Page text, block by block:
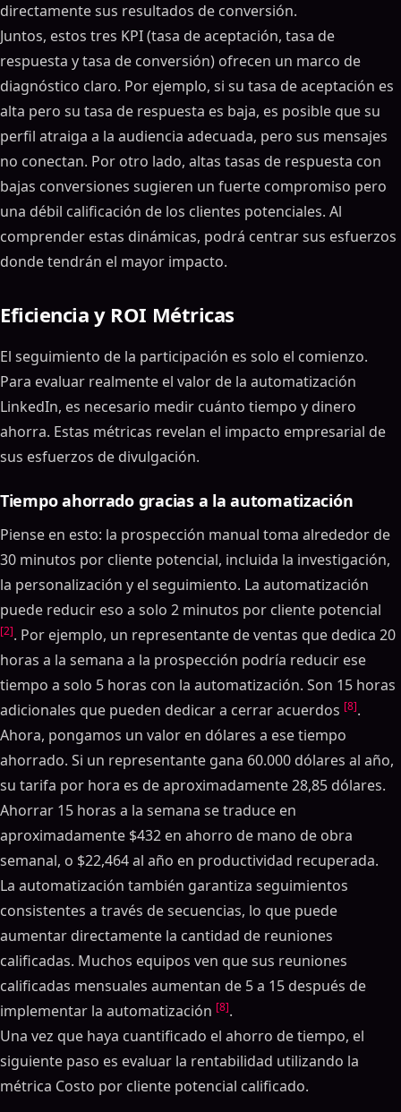
directamente sus resultados de conversión.
Juntos, estos tres KPI (tasa de aceptación, tasa de
respuesta y tasa de conversión) ofrecen un marco de
diagnóstico claro. Por ejemplo, si su tasa de aceptación es
alta pero su tasa de respuesta es baja, es posible que su
perfil atraiga a la audiencia adecuada, pero sus mensajes
no conectan. Por otro lado, altas tasas de respuesta con
bajas conversiones sugieren un fuerte compromiso pero
una débil calificación de los clientes potenciales. Al
comprender estas dinámicas, podrá centrar sus esfuerzos
donde tendrán el mayor impacto.
Eficiencia y ROI Métricas
El seguimiento de la participación es solo el comienzo.
Para evaluar realmente el valor de la automatización
LinkedIn, es necesario medir cuánto tiempo y dinero
ahorra. Estas métricas revelan el impacto empresarial de
sus esfuerzos de divulgación.
Tiempo ahorrado gracias a la automatización
Piense en esto: la prospección manual toma alrededor de
30 minutos por cliente potencial, incluida la investigación,
la personalización y el seguimiento. La automatización
puede reducir eso a solo 2 minutos por cliente potencial
[2]. Por ejemplo, un representante de ventas que dedica 20
horas a la semana a la prospección podría reducir ese
tiempo a solo 5 horas con la automatización. Son 15 horas
adicionales que pueden dedicar a cerrar acuerdos [8].
Ahora, pongamos un valor en dólares a ese tiempo
ahorrado. Si un representante gana 60.000 dólares al año,
su tarifa por hora es de aproximadamente 28,85 dólares.
Ahorrar 15 horas a la semana se traduce en
aproximadamente $432 en ahorro de mano de obra
semanal, o $22,464 al año en productividad recuperada.
La automatización también garantiza seguimientos
consistentes a través de secuencias, lo que puede
aumentar directamente la cantidad de reuniones
calificadas. Muchos equipos ven que sus reuniones
calificadas mensuales aumentan de 5 a 15 después de
implementar la automatización [8].
Una vez que haya cuantificado el ahorro de tiempo, el
siguiente paso es evaluar la rentabilidad utilizando la
métrica Costo por cliente potencial calificado.